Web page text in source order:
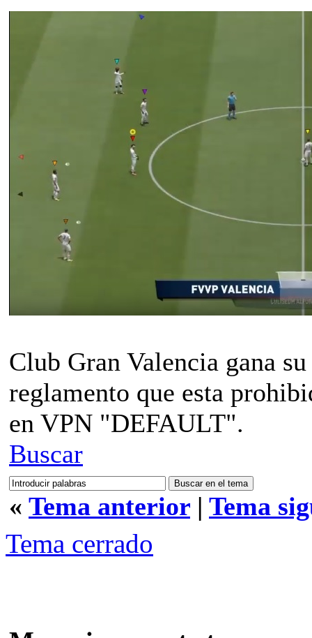
Club Gran Valencia gana
reglamento que esta
en VPN "DEFAULT".
Buscar
« Tema anterior | Tema
Tema cerrado